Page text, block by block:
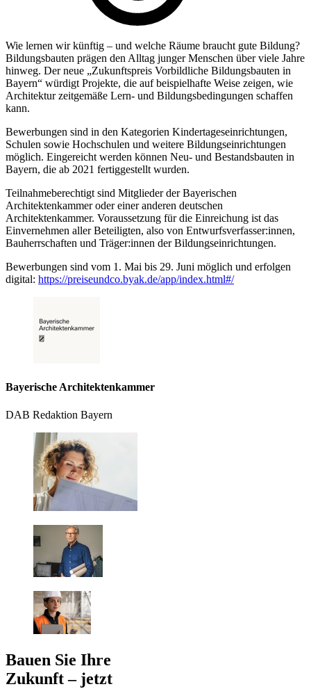
Wie lernen wir künftig – und welche Räume braucht gute Bildung?
Bildungsbauten prägen den Alltag junger Menschen über viele Jahre
hinweg. Der neue „Zukunftspreis Vorbildliche Bildungsbauten in
Bayern“ würdigt Projekte, die auf beispielhafte Weise zeigen, wie
Architektur zeitgemäße Lern- und Bildungsbedingungen schaffen
kann.
Bewerbungen sind in den Kategorien Kindertageseinrichtungen,
Schulen sowie Hochschulen und weitere Bildungseinrichtungen
möglich. Eingereicht werden können Neu- und Bestandsbauten in
Bayern, die ab 2021 fertiggestellt wurden.
Teilnahmeberechtigt sind Mitglieder der Bayerischen
Architektenkammer oder einer anderen deutschen
Architektenkammer. Voraussetzung für die Einreichung ist das
Einvernehmen aller Beteiligten, also von Entwurfsverfasser:innen,
Bauherrschaften und Träger:innen der Bildungseinrichtungen.
Bewerbungen sind vom 1. Mai bis 29. Juni möglich und erfolgen
digital: https://preiseundco.byak.de/app/index.html#/
Bayerische Architektenkammer
DAB Redaktion Bayern
Bauen Sie Ihre
Zukunft – jetzt